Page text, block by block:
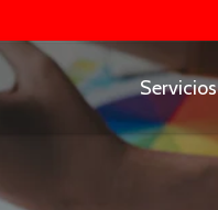
Servicios